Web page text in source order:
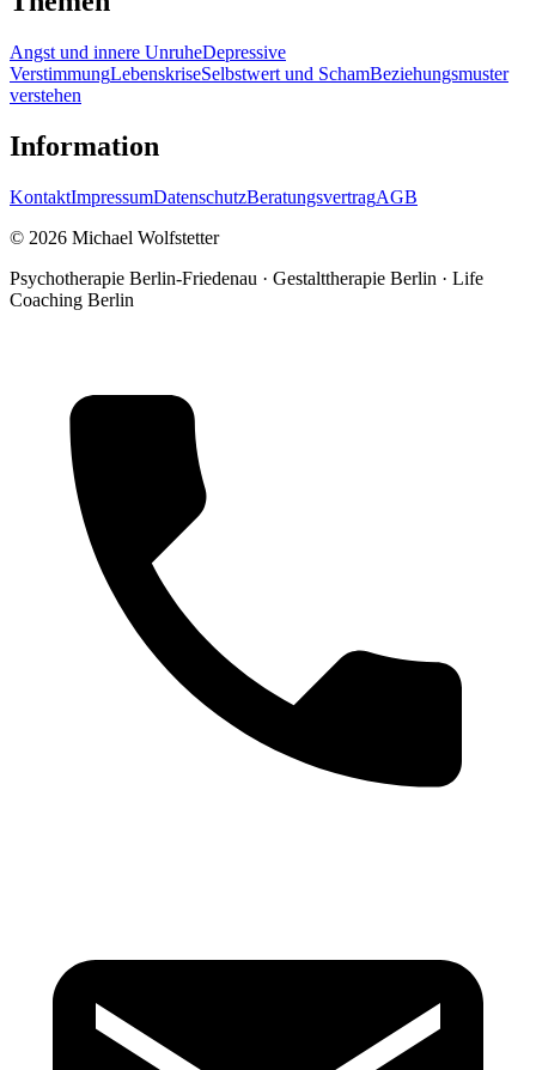
Angst und innere UnruheDepressive
VerstimmungLebenskriseSelbstwert und SchamBeziehungsmuster
verstehen
Information
KontaktImpressumDatenschutzBeratungsvertragAGB
© 2026 Michael Wolfstetter
Psychotherapie Berlin-Friedenau · Gestalttherapie Berlin · Life
Coaching Berlin